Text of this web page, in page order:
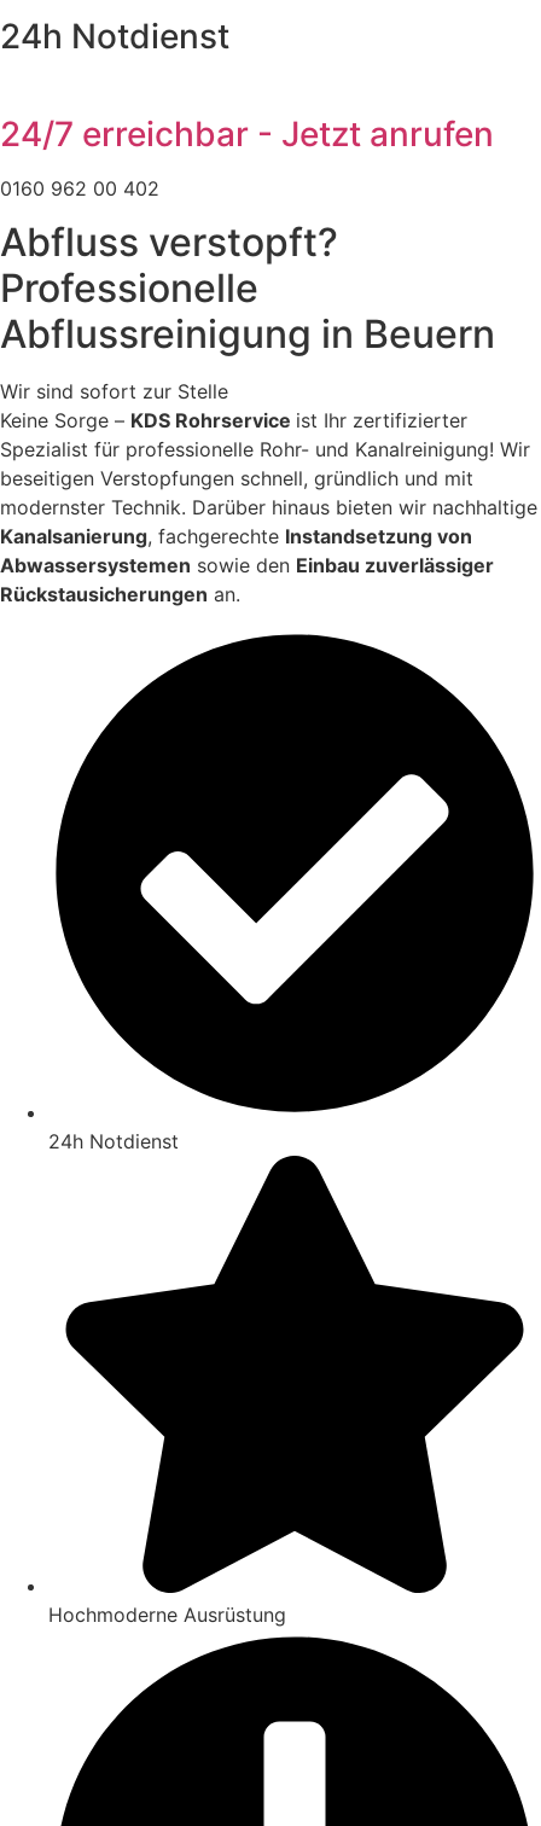
24h Notdienst
24/7 erreichbar - Jetzt anrufen
0160 962 00 402
Abfluss verstopft?
Professionelle
Abflussreinigung in Beuern
Wir sind sofort zur Stelle
Keine Sorge – KDS Rohrservice ist Ihr zertifizierter
Spezialist für professionelle Rohr- und Kanalreinigung! Wir
beseitigen Verstopfungen schnell, gründlich und mit
modernster Technik. Darüber hinaus bieten wir nachhaltige
Kanalsanierung, fachgerechte Instandsetzung von
Abwassersystemen sowie den Einbau zuverlässiger
Rückstausicherungen an.
24h Notdienst
Hochmoderne Ausrüstung